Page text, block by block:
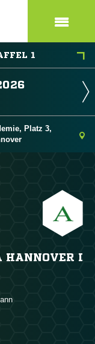
1
Platz 3,
I